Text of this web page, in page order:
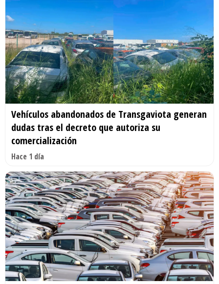
Vehículos abandonados de Transgaviota generan
dudas tras el decreto que autoriza su
comercialización
Hace 1 día